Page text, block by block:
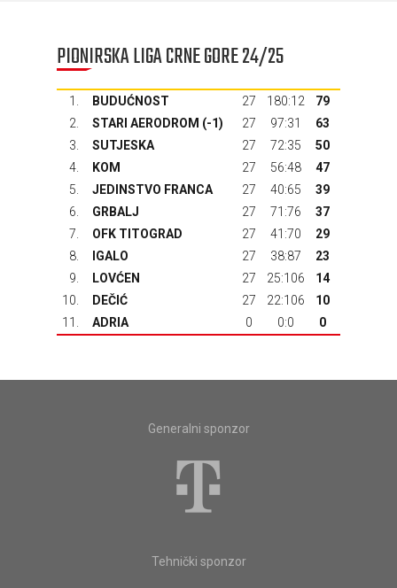
PIONIRSKA LIGA CRNE GORE 24/25
1. BUDUĆNOST 27 180:12
79
2.
STARI AERODROM (-1) 27 97:31
63
3.
SUTJESKA 27 72:35
50
4.
KOM 27 56:48
47
5.
JEDINSTVO FRANCA 27 40:65
39
6.
GRBALJ 27 71:76
37
7.
OFK TITOGRAD 27 41:70
29
8.
IGALO 27 38:87
23
9.
LOVĆEN 27 25:106
14
10.
DEČIĆ 27 22:106
10
11.
ADRIA 0 0:0 0
Generalni sponzor
Tehnički sponzor